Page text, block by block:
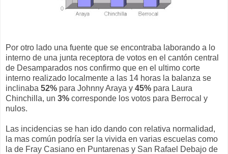
Por otro lado una fuente que se encontraba laborando a lo
interno de una junta receptora de votos en el cantón central
de Desamparados nos confirmo que en el ultimo corte
interno realizado localmente a las 14 horas la balanza se
inclinaba 52% para Johnny Araya y 45% para Laura
Chinchilla, un 3% corresponde los votos para Berrocal y
nulos.
Las incidencias se han ido dando con relativa normalidad,
la mas común podría ser la vivida en varias escuelas como
la de Fray Casiano en Puntarenas y San Rafael Debajo de